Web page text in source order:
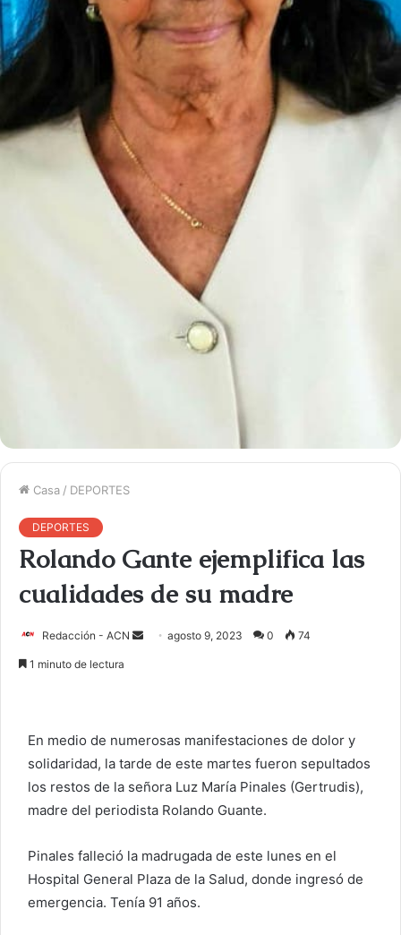
Casa / DEPORTES
DEPORTES
Rolando Gante ejemplifica las
cualidades de su madre
Redacción - ACN
r
u
n
c
r
r
agosto 9, 2023 0 74
1 minuto de lectura
En medio de numerosas manifestaciones de dolor y
solidaridad, la tarde de este martes fueron sepultados
los restos de la señora Luz María Pinales (Gertrudis),
madre del periodista Rolando Guante.
Pinales falleció la madrugada de este lunes en el
Hospital General Plaza de la Salud, donde ingresó de
emergencia. Tenía 91 años.